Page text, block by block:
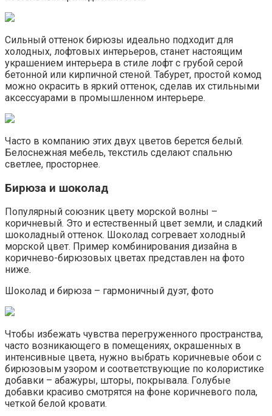
Сильный оттенок бирюзы идеально подходит для
холодных, лофтовых интерьеров, станет настоящим
украшением интерьера в стиле лофт с грубой серой
бетонной или кирпичной стеной. Табурет, простой комод
можно окрасить в яркий оттенок, сделав их стильными
аксессуарами в промышленном интерьере.
Часто в компанию этих двух цветов берется белый.
Белоснежная мебель, текстиль сделают спальню
светлее, просторнее.
Бирюза и шоколад
Популярный союзник цвету морской волны –
коричневый. Это и естественный цвет земли, и сладкий
шоколадный оттенок. Шоколад согревает холодный
морской цвет. Пример комбинирования дизайна в
коричнево-бирюзовых цветах представлен на фото
ниже.
Шоколад и бирюза – гармоничный дуэт, фото
Чтобы избежать чувства перегруженного пространства,
часто возникающего в помещениях, окрашенных в
интенсивные цвета, нужно выбрать коричневые обои с
бирюзовым узором и соответствующие по колористике
добавки – абажуры, шторы, покрывала. Голубые
добавки красиво смотрятся на фоне коричневого пола,
четкой белой кровати.